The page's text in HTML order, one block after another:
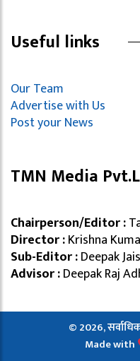
Useful links
Our Team
Advertise with Us
Post your News
TMN Media
Chairperson/Editor :
Director :Krishna
Sub-Editor :Deepak
Advisor :Deepak Raj
© 2026,
Made with